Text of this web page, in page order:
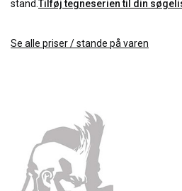
stand. Tilføj tegneserien til din
Se alle priser / stande på varen